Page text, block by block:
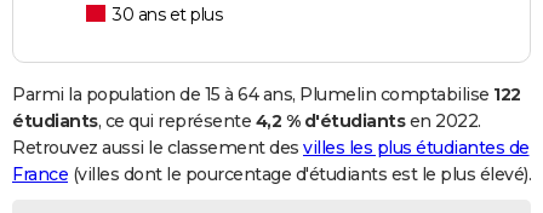
30 ans et plus
Parmi la population de 15 à 64 ans, Plumelin comptabilise 122
étudiants, ce qui représente 4,2 % d'étudiantsen 2022.
Retrouvez aussi le classement des villes les plus étudiantes de
France (villes dont le pourcentage d'étudiants est le plus élevé).